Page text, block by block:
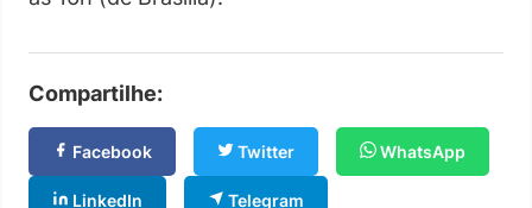
Compartilhe:
Facebook Twitter WhatsApp
LinkedIn Telegram